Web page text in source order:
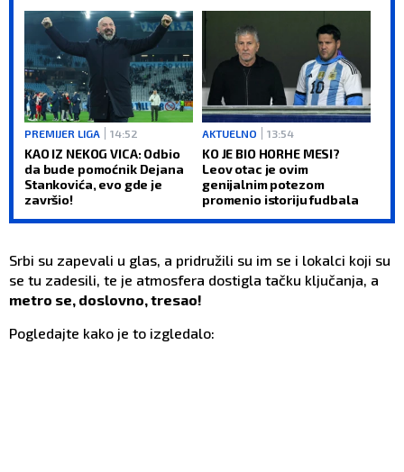
PREMIJER LIGA 14:52
KAO IZ NEKOG VICA: Odbio
da bude pomoćnik Dejana
Stankovića, evo gde je
završio!
AKTUELNO 13:54
KO JE BIO HORHE MESI?
Leov otac je ovim
genijalnim potezom
promenio istoriju fudbala
Srbi su zapevali u glas, a pridružili su im se i lokalci koji su
se tu zadesili, te je atmosfera dostigla tačku ključanja, a
metro se, doslovno, tresao!
Pogledajte kako je to izgledalo: